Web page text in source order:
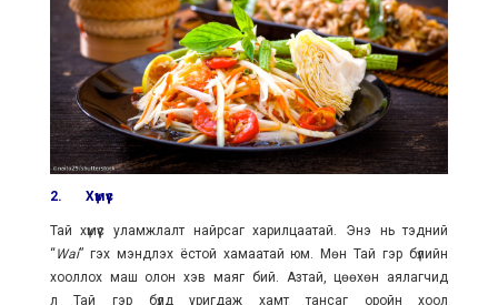
2. Хүмүүс
Тай хүмүүс уламжлалт найрсаг харилцаатай. Энэ нь тэдний
“Wai” гэх мэндлэх ёстой хамаатай юм. Мөн Тай гэр бүлийн
хооллох маш олон хэв маяг бий. Азтай, цөөхөн аялагчид
л Тай гэр бүлд уригдаж хамт тансаг оройн хоол